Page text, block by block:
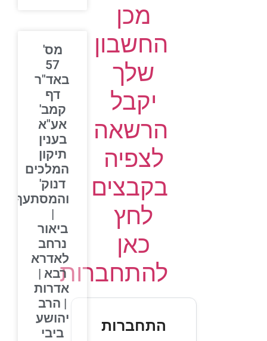
מכן
החשבון
שלך
יקבל
הרשאה
לצפיה
בקבצים
לחץ
כאן
להתחברות
התחברות
מס'
57
באד"ר
דף
קמב'
אע"א
בענין
תיקון
המלכים
דנוק'
והמסתעף
ביאור
נרחב
לאדרא
רבא |
אדרות
| הרב
יהושע
ביבי